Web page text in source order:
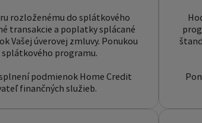
rozloženému do splátkového
transakcie a poplatky splácané
Vašej úverovej zmluvy. Ponukou
programu.
podmienok Home Credit
finančných služieb.